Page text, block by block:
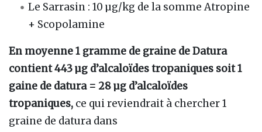
Le Sarrasin : 10 µg/kg de la somme Atropine
+ Scopolamine
En moyenne 1 gramme de graine de Datura
contient 443 µg d’alcaloïdes tropaniques soit 1
gaine de datura = 28 µg d’alcaloïdes
tropaniques, ce qui reviendrait à chercher 1
graine de datura dans